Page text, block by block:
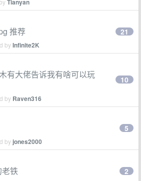
Tianyan
推荐
byInfinite2K
21
有大佬告诉我有啥可以玩
by Raven316
10
by jones2000
5
铁 2